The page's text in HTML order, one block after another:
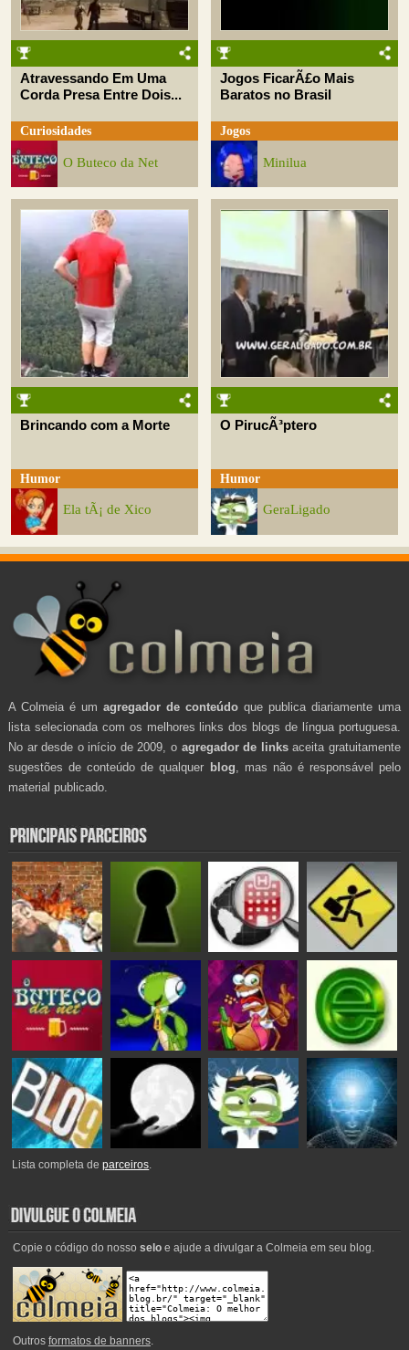
Atravessando Em Uma
Corda Presa Entre Dois...
Curiosidades
O Buteco da Net
Jogos FicarÃ£o Mais
Baratos no Brasil
Jogos
Minilua
Brincando com a Morte
Humor
Ela tÃ¡ de Xico
O PirucÃ³ptero
Humor
GeraLigado
A Colmeia é um agregador de conteúdo que publica diariamente uma
lista selecionada com os melhores links dos blogs de língua portuguesa.
No ar desde o início de 2009, o agregador de linksaceita gratuitamente
sugestões de conteúdo de qualquer blog , mas não é responsável pelo
material publicado.
Lista completa deparceiros.
Copie o código do nosso seloe ajude a divulgar a Colmeia em seu blog.
Outros formatos de banners.